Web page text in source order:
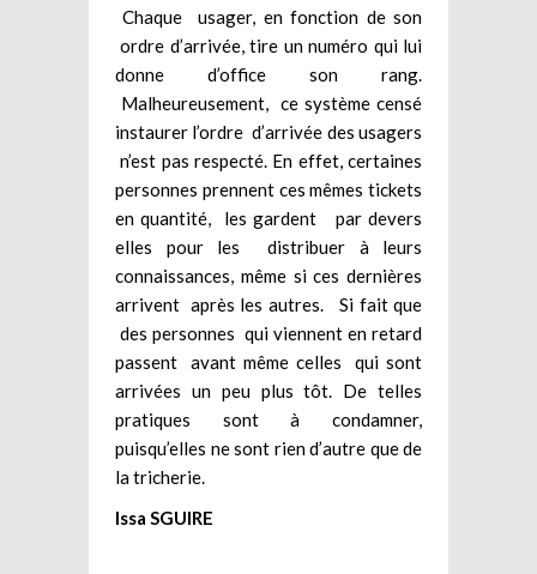
Chaque usager, en fonction de son
ordre d’arrivée, tire un numéro qui lui
donne d’office son rang.
Malheureusement, ce système censé
instaurer l’ordre d’arrivée des usagers
n’est pas respecté. En effet, certaines
personnes prennent ces mêmes tickets
en quantité, les gardent par devers
elles pour les distribuer à leurs
connaissances, même si ces dernières
arrivent après les autres. Si fait que
des personnes qui viennent en retard
passent avant même celles qui sont
arrivées un peu plus tôt. De telles
pratiques sont à condamner,
puisqu’elles ne sont rien d’autre que de
la tricherie.
Issa SGUIRE